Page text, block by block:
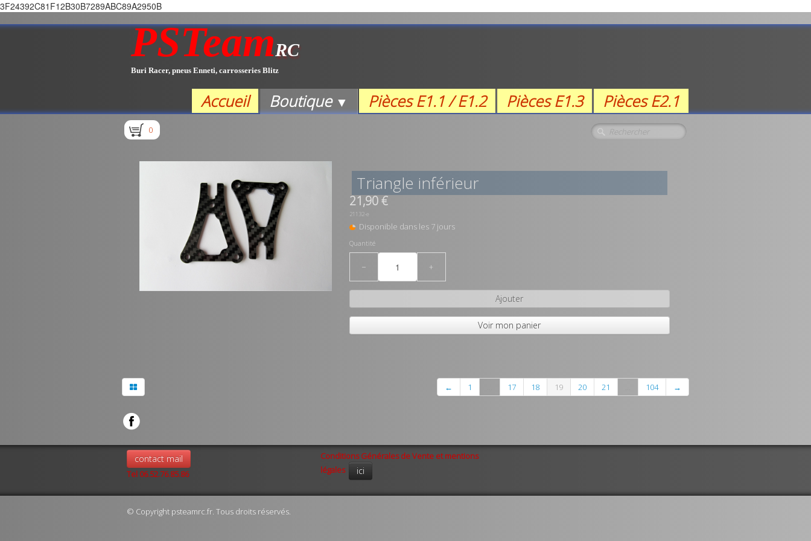
3F24392C81F12B30B7289ABC89A2950B
PSTeamRC
Buri Racer, pneus Enneti, carrosseries Blitz
Accueil Boutique ▼ Pièces E1.1 / E1.2 Pièces E1.3 Pièces E2.1
0
Triangle inférieur
21,90 €
21132-e
Disponible dans les 7 jours
Quantité
− +
Ajouter
Voir mon panier
← 1 17 18 19 20 21 104 →
contact mail
Tel 06.52.76.85.86
Conditions Générales de Vente et mentions
légales
ici
© Copyright psteamrc.fr. Tous droits réservés.